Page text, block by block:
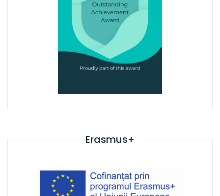
Erasmus+